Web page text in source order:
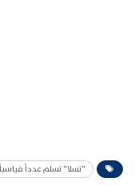
"تسلا" تسلم عدداً